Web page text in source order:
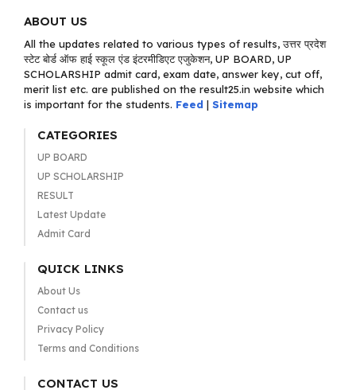
ABOUT US
All the updates related to various types of results, उत्तर प्रदेश
स्टेट बोर्ड ऑफ हाई स्कूल एंड इंटरमीडिएट एजुकेशन, UP BOARD, UP
SCHOLARSHIP admit card, exam date, answer key, cut off,
merit list etc. are published on the result25.in website which
is important for the students. Feed | Sitemap
CATEGORIES
UP BOARD
UP SCHOLARSHIP
RESULT
Latest Update
Admit Card
QUICK LINKS
About Us
Contact us
Privacy Policy
Terms and Conditions
CONTACT US